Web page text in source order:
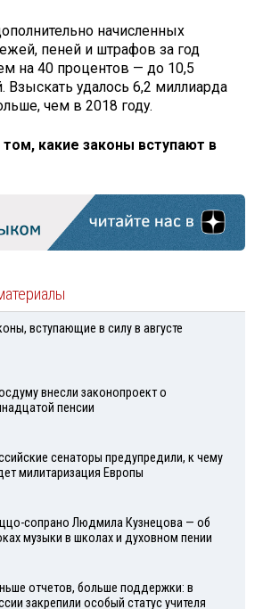
начисленных
пеней и штрафов за год
на 40 процентов — до 10,5
Взыскать удалось 6,2 миллиарда
чем в 2018 году.
какие законы вступают в
вступающие в силу в августе
внесли законопроект о
пенсии
сенаторы предупредили, к чему
милитаризация Европы
сопрано Людмила Кузнецова — об
музыки в школах и духовном пении
отчетов, больше поддержки: в
закрепили особый статус учителя